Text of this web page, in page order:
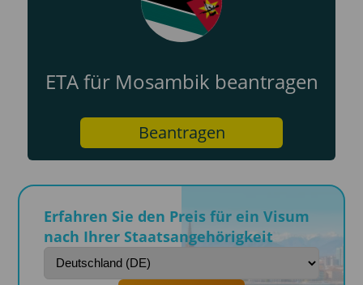
ETA für Mosambik beantragen
Beantragen
Erfahren Sie den Preis für ein Visum
nach Ihrer Staatsangehörigkeit